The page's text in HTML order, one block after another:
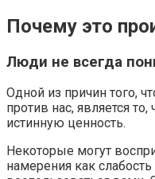
Почему это
Люди не всегда
Одной из причин того,
против нас, является
истинную ценность.
Некоторые могут
намерения как